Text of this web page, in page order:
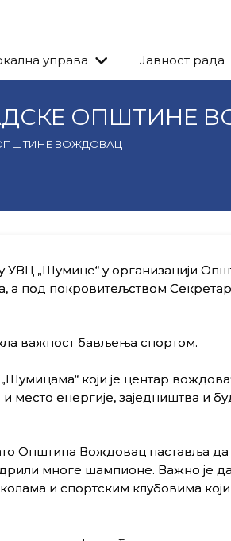
управа Јавност рада
ОПШТИНЕ
ВОЖДОВАЦ
„Шумице“ у организацији
под покровитељством
важност бављења спортом.
који је центар
место енергије, заједништва и
Општина Вождовац наставља
многе шампионе. Важно је
и спортским клубовима који